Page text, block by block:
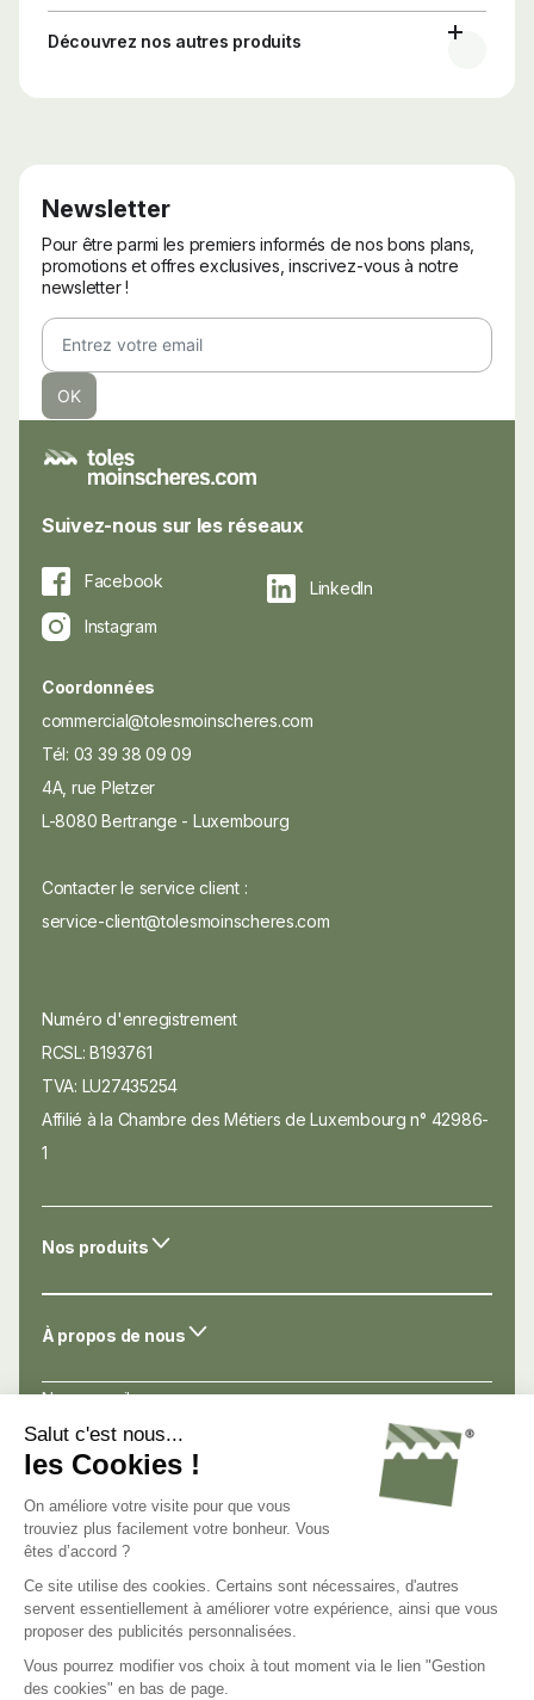
Découvrez nos autres produits
Suivez-nous sur les réseaux
Facebook
LinkedIn
Instagram
Coordonnées
commercial@tolesmoinscheres.com
Tél: 03 39 38 09 09
4A, rue Pletzer
L-8080 Bertrange - Luxembourg
Contacter le service client :
service-client@tolesmoinscheres.com
Numéro d'enregistrement
RCSL: B193761
TVA: LU27435254
Affilié à la Chambre des Métiers de Luxembourg n° 42986-
1
À propos de nous
Nos conseils
Nos atouts
Avis de nos clients
Nous connaître
Nous contacter
C.G.V.
Mentions légales
Politique de confidentialité
Nos produits
Newsletter
Pour être parmi les premiers informés de nos bons plans,
promotions et offres exclusives, inscrivez-vous à notre
newsletter !